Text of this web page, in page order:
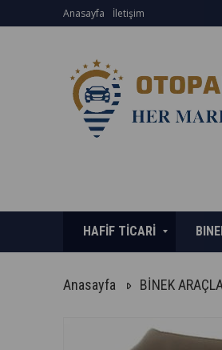
Anasayfa İletişim
HAFİF TİCARİ
Anasayfa BİNEK